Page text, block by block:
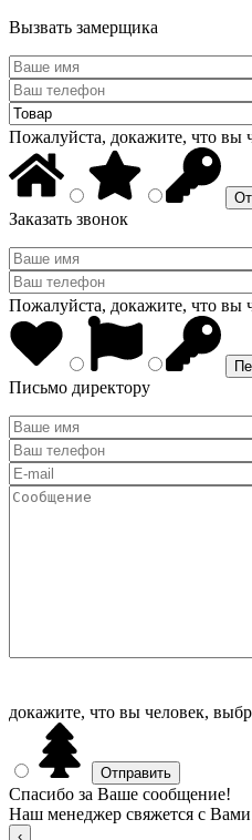
Вызвать замерщика
Пожалуйста, докажите, что вы
Заказать звонок
Пожалуйста, докажите, что вы
Письмо директору
докажите, что вы человек,
Спасибо за Ваше сообщение!
Наш менеджер свяжется с